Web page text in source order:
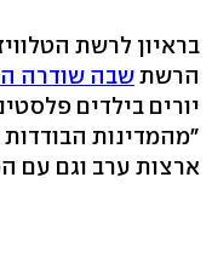
הרשתשבה שודרה
יורים בילדים
"מהמדינות
ארצות ערב וגם עם